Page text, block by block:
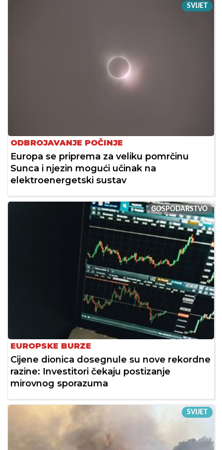
SVIJET
ODBROJAVANJE POČINJE
Europa se priprema za veliku pomrčinu
Sunca i njezin mogući učinak na
elektroenergetski sustav
GOSPODARSTVO
EUROPSKE BURZE
Cijene dionica dosegnule su nove rekordne
razine: Investitori čekaju postizanje
mirovnog sporazuma
SVIJET